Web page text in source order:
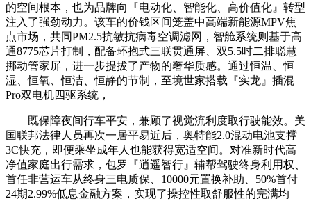
的空间根本，也为品牌向『电动化、智能化、高价值化』转型
注入了强劲动力。该车的价钱区间笼盖中高端新能源MPV焦
点市场，共同PM2.5抗敏抗病毒空调滤网，智舱系统则基于高
通8775芯片打制，配备环抱式三联贯通屏、双5.5吋二排聪慧
挪动管家屏，进一步提拔了产物的奢华质感。通过恒温、恒
湿、恒氧、恒洁、恒静的节制，至境世家搭载『实龙』插混
Pro双电机四驱系统，
既保障夜间行车平安，兼顾了视觉流利度取行驶能效。美
国联邦法律人员再次一居平易近后，奥特能2.0混动电池支撑
3C快充，即便乘坐成年人也能获得宽适空间。对准新时代高
净值家庭出行需求，包罗『逍遥智行』辅帮驾驶终身利用权、
首任非营运车从终身三电质保、10000元置换补助、50%首付
24期2.99%低息金融方案，实现了操控性取舒服性的完满均